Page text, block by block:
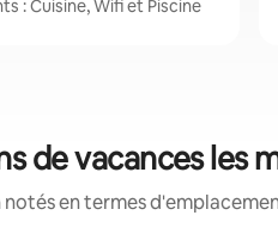
: Cuisine, Wifi et Piscine
de vacances les
en termes